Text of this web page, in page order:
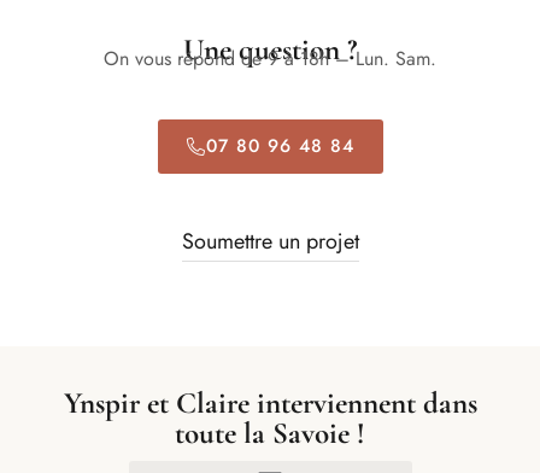
Une question ?
On vous répond de 9 à 18h – Lun. Sam.
07 80 96 48 84
Soumettre un projet
Ynspir et Claire interviennent dans
toute la Savoie !